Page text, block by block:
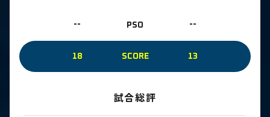
-- PSO --
18 SCORE 13
試合総評